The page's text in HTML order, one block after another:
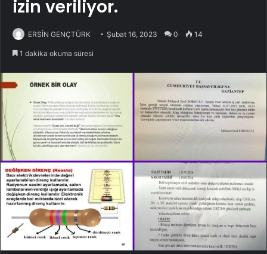
izin veriliyor.
ERSİN GENÇTÜRK Şubat 16, 2023 0 14
1 dakika okuma süresi